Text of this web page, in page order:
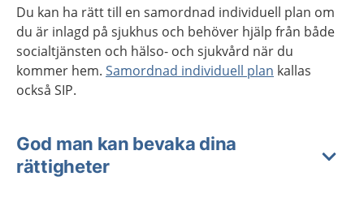
Du kan ha rätt till en samordnad individuell plan om
du är inlagd på sjukhus och behöver hjälp från både
socialtjänsten och hälso- och sjukvård när du
kommer hem. Samordnad individuell plan kallas
också SIP.
God man kan bevaka dina
rättigheter